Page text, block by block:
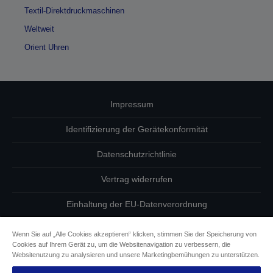
Textil-Direktdruckmaschinen
Weltweit
Orient Uhren
Impressum
Identifizierung der Gerätekonformität
Datenschutzrichtlinie
Vertrag widerrufen
Einhaltung der EU-Datenverordnung
Informationen zu Cookies
Wenn Sie auf „Alle Cookies akzeptieren“ klicken, stimmen Sie der Speicherung von
Cookies auf Ihrem Gerät zu, um die Websitenavigation zu verbessern, die
Websitenutzung zu analysieren und unsere Marketingbemühungen zu unterstützen.